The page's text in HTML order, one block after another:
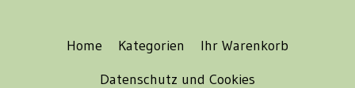
Home Kategorien
Ihr Warenkorb
Datenschutz und Cookies